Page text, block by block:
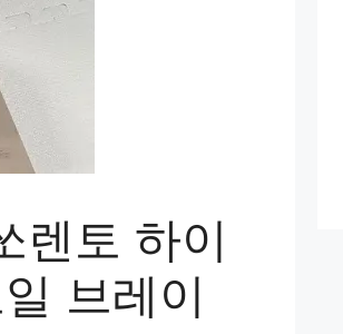
렌토 하이
브레이